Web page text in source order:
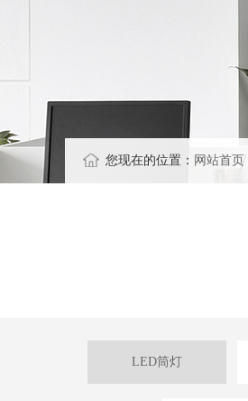
您现在的位置： 网站首页
LED筒灯